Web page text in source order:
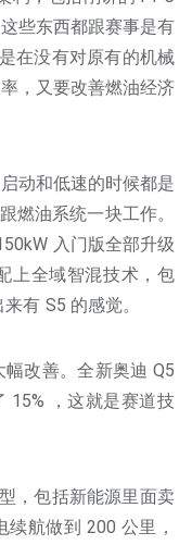
些东西都跟赛事是有
在没有对原有的机械
，又要改善燃油经济
动和低速的时候都是
燃油系统一块工作。
入门版全部升级
上全域智混技术，包
有 S5 的感觉。
改善。全新奥迪 Q5
15% ，这就是赛道技
，包括新能源里面卖
航做到 200 公里，